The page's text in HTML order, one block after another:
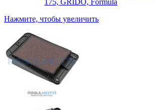
Нажмите, чтобы увеличить